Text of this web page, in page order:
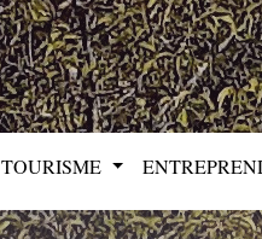
TOURISME